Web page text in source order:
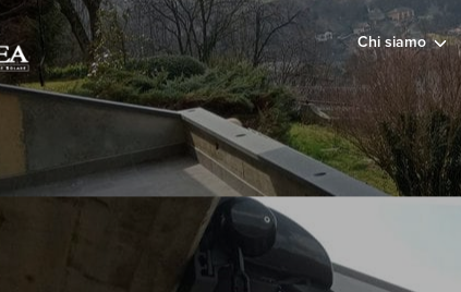
Chi siamo